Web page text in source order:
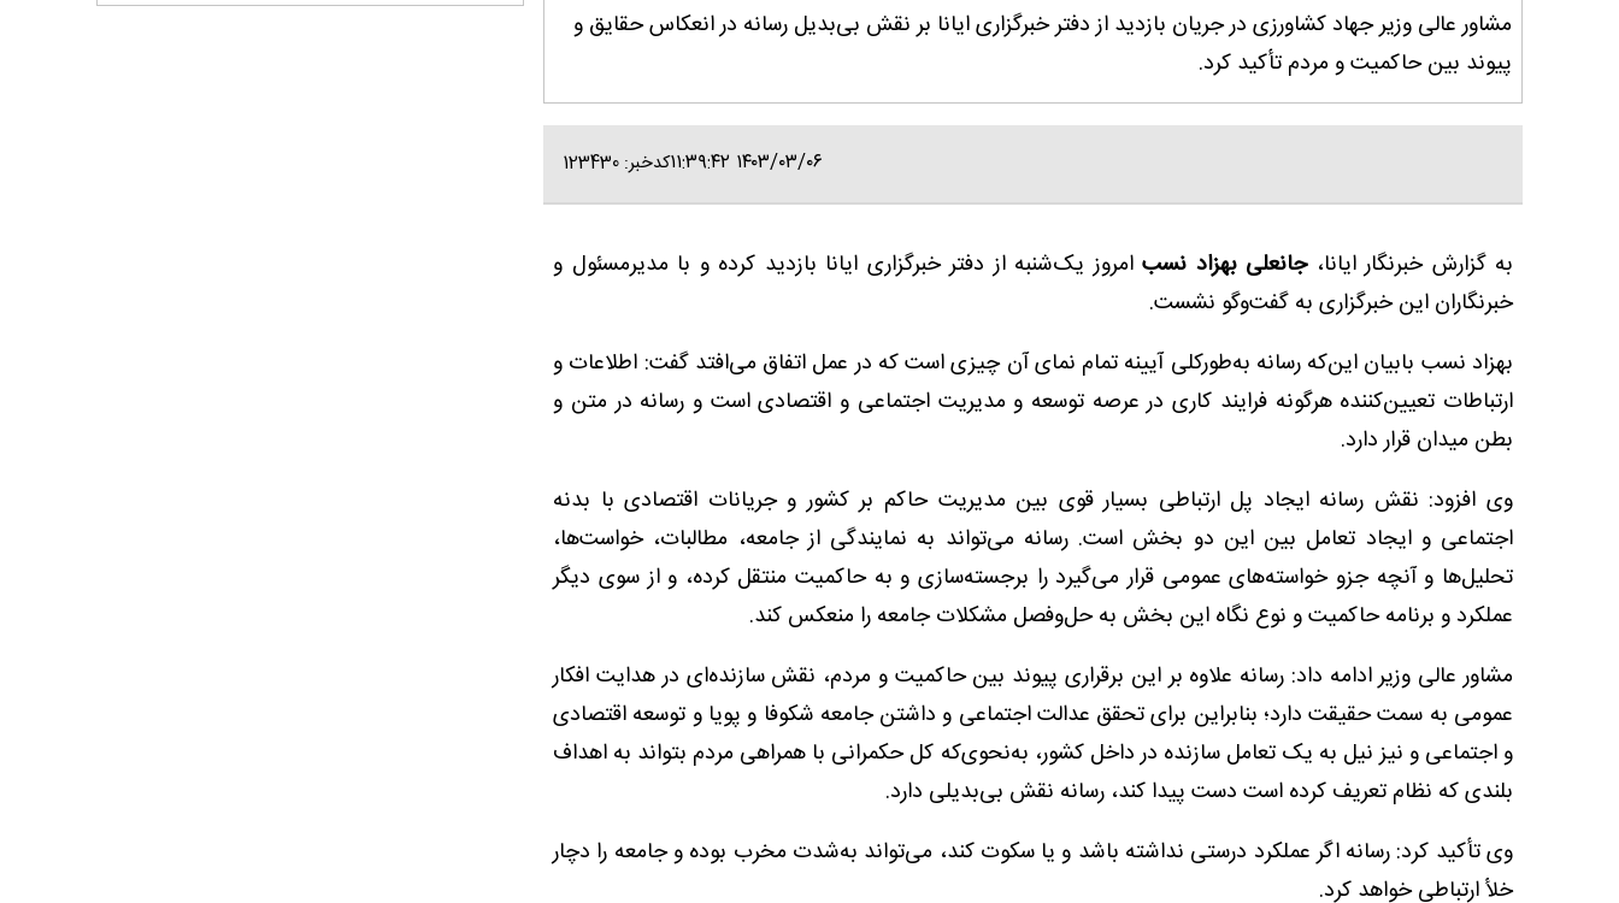
مشاور عالی وزیر جهاد کشاورزی در جریان بازدید از دفتر خبرگزاری ایانا بر نقش بی‌بدیل رسانه در انعکاس حقایق و
پیوند بین حاکمیت و مردم تأکید کرد.
۱۴۰۳/۰۳/۰۶ ۱۱:۳۹:۴۲ کدخبر: 123430
به گزارش خبرنگار ایانا،جانعلی بهزاد نسبامروز یک‌شنبه از دفتر خبرگزاری ایانا بازدید کرده و با مدیرمسئول و
خبرنگاران این خبرگزاری به گفت‌وگو نشست.
بهزاد نسب بابیان این‌که رسانه به‌طورکلی آیینه تمام نمای آن چیزی است که در عمل اتفاق می‌افتد گفت: اطلاعات و
ارتباطات تعیین‌کننده هرگونه فرایند کاری در عرصه توسعه و مدیریت اجتماعی و اقتصادی است و رسانه در متن و
بطن میدان قرار دارد.
وی افزود: نقش رسانه ایجاد پل ارتباطی بسیار قوی بین مدیریت حاکم بر کشور و جریانات اقتصادی با بدنه
اجتماعی و ایجاد تعامل بین این دو بخش است. رسانه می‌تواند به نمایندگی از جامعه، مطالبات، خواست‌ها،
تحلیل‌ها و آنچه جزو خواسته‌های عمومی قرار می‌گیرد را برجسته‌سازی و به حاکمیت منتقل کرده، و از سوی دیگر
عملکرد و برنامه حاکمیت و نوع نگاه این بخش به حل‌وفصل مشکلات جامعه را منعکس کند.
مشاور عالی وزیر ادامه داد: رسانه علاوه بر این برقراری پیوند بین حاکمیت و مردم، نقش سازنده‌ای در هدایت افکار
عمومی به سمت حقیقت دارد؛ بنابراین برای تحقق عدالت اجتماعی و داشتن جامعه شکوفا و پویا و توسعه اقتصادی
و اجتماعی و نیز نیل به یک تعامل سازنده در داخل کشور، به‌نحوی‌که کل حکمرانی با همراهی مردم بتواند به اهداف
بلندی که نظام تعریف کرده است دست پیدا کند، رسانه نقش بی‌بدیلی دارد.
وی تأکید کرد: رسانه اگر عملکرد درستی نداشته باشد و یا سکوت کند، می‌تواند به‌شدت مخرب بوده و جامعه را دچار
خلأ ارتباطی خواهد کرد.